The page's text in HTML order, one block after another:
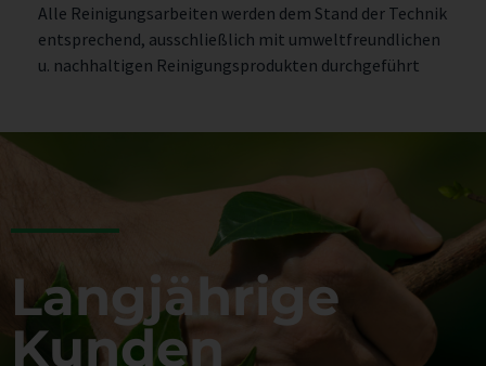
Alle Reinigungsarbeiten werden dem Stand der Technik
entsprechend, ausschließlich mit umweltfreundlichen
u. nachhaltigen Reinigungsprodukten durchgeführt
Langjährige
Kunden